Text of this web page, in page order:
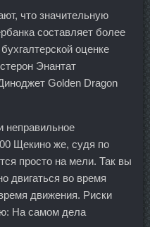
что значительную
составляет более
оценке
Энантат
Golden Dragon
неправильное
Щекино же, судя по
просто на мели. Так вы
двигаться во время
движения. Риски
На самом дела